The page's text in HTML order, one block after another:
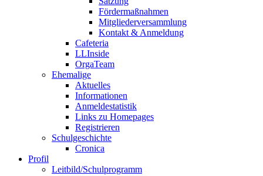
Fördermaßnahmen
Mitgliederversammlung
Kontakt & Anmeldung
Cafeteria
LLInside
OrgaTeam
Ehemalige
Aktuelles
Informationen
Anmeldestatistik
Links zu Homepages
Registrieren
Schulgeschichte
Cronica
Profil
Leitbild/Schulprogramm